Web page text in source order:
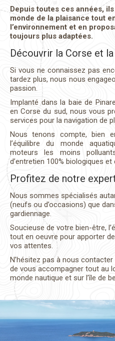
Depuis toutes ces années,
monde de la plaisance tout
l’environnement et en
toujours plus adaptées.
Découvrir la Corse et
Si vous ne connaissez pas
tardez plus, nous nous
passion.
Implanté dans la baie de
en Corse du sud, nous vous
services pour la navigation de
Nous tenons compte, bien
l’équilibre du monde
moteurs les moins
d’entretien 100% biologiques
Profitez de notre
Nous sommes spécialisés
(neufs ou d’occasions) que
gardiennage.
Soucieuse de votre bien-être,
tout en oeuvre pour apporter
vos attentes.
N’hésitez pas à nous
de vous accompagner tout au
monde nautique et sur l’île de